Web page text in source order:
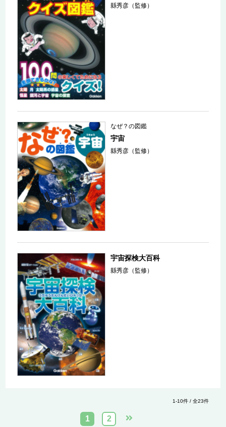
縣秀彦（監修）
なぜ？の図鑑
宇宙
縣秀彦（監修）
宇宙探検大百科
縣秀彦（監修）
1-10件 / 全23件
1 2